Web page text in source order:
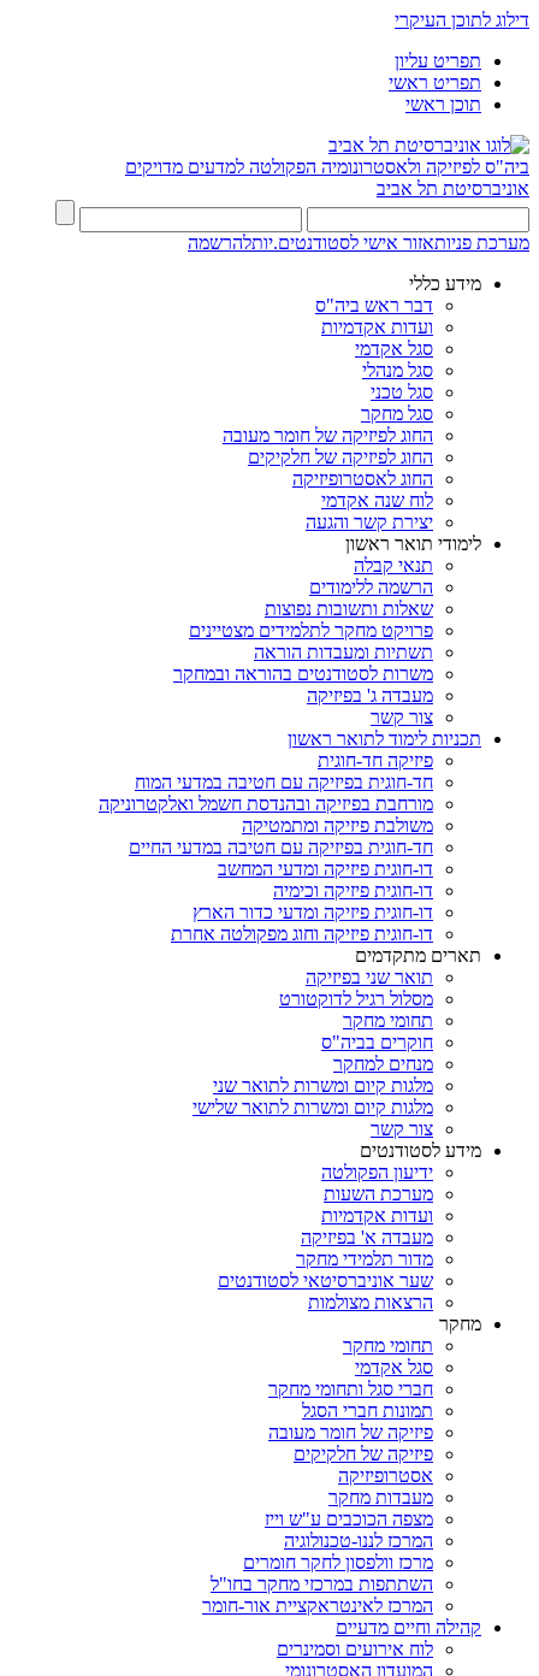
דילוג לתוכן העיקרי
תפריט עליון
תפריט ראשי
תוכן ראשי
ביה"ס לפיזיקה ולאסטרונומיה הפקולטה למדעים מדויקים
אוניברסיטת תל אביב
מערכת פניותאזור אישי לסטודנטים.יותלהרשמה
מידע כללי
דבר ראש ביה"ס
ועדות אקדמיות
סגל אקדמי
סגל מנהלי
סגל טכני
סגל מחקר
החוג לפיזיקה של חומר מעובה
החוג לפיזיקה של חלקיקים
החוג לאסטרופיזיקה
לוח שנה אקדמי
יצירת קשר והגעה
לימודי תואר ראשון
תנאי קבלה
הרשמה ללימודים
שאלות ותשובות נפוצות
פרויקט מחקר לתלמידים מצטיינים
תשתיות ומעבדות הוראה
משרות לסטודנטים בהוראה ובמחקר
מעבדה ג' בפיזיקה
צור קשר
תכניות לימוד לתואר ראשון
פיזיקה חד-חוגית
חד-חוגית בפיזיקה עם חטיבה במדעי המוח
מורחבת בפיזיקה ובהנדסת חשמל ואלקטרוניקה
משולבת פיזיקה ומתמטיקה
חד-חוגית בפיזיקה עם חטיבה במדעי החיים
דו-חוגית פיזיקה ומדעי המחשב
דו-חוגית פיזיקה וכימיה
דו-חוגית פיזיקה ומדעי כדור הארץ
דו-חוגית פיזיקה וחוג מפקולטה אחרת
תארים מתקדמים
תואר שני בפיזיקה
מסלול רגיל לדוקטורט
תחומי מחקר
חוקרים בביה"ס
מנחים למחקר
מלגות קיום ומשרות לתואר שני
מלגות קיום ומשרות לתואר שלישי
צור קשר
מידע לסטודנטים
ידיעון הפקולטה
מערכת השעות
ועדות אקדמיות
מעבדה א' בפיזיקה
מדור תלמידי מחקר
שער אוניברסיטאי לסטודנטים
הרצאות מצולמות
מחקר
תחומי מחקר
סגל אקדמי
חברי סגל ותחומי מחקר
תמונות חברי הסגל
פיזיקה של חומר מעובה
פיזיקה של חלקיקים
אסטרופיזיקה
מעבדות מחקר
מצפה הכוכבים ע"ש וייז
המרכז לננו-טכנולוגיה
מרכז וולפסון לחקר חומרים
השתתפות במרכזי מחקר בחו"ל
המרכז לאינטראקציית אור-חומר
קהילה וחיים מדעיים
לוח אירועים וסמינרים
המועדון האסטרונומי